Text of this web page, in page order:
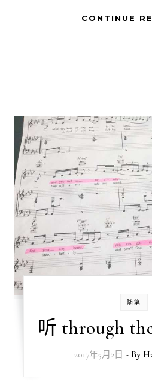
CONTINUE
随笔
听 through
2017年5月2日 - By